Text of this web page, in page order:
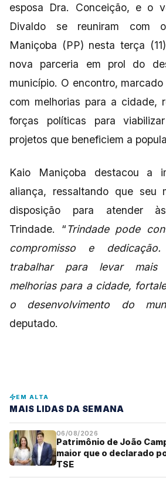
esposa Dra. Conceição, e o
Divaldo se reuniram com
Maniçoba (PP) nesta terça
nova parceria em prol do
município. O encontro,
com melhorias para a cidade,
forças políticas para
projetos que beneficiem a
Kaio Maniçoba destacou a
aliança, ressaltando que seu
disposição para atender
Trindade. “Trindade pode
compromisso e
trabalhar para levar mais
melhorias para a cidade,
o desenvolvimento do
deputado.
EM ALTA
MAIS LIDAS DA SEMANA
06/08/2026
Patrimônio de João
maior que o declarado
TSE